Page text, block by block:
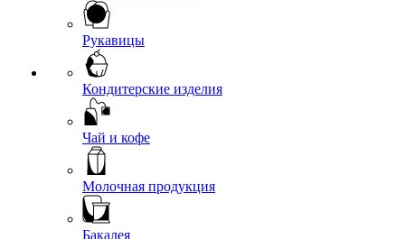
Рукавицы
Кондитерские изделия
Чай и кофе
Молочная продукция
Бакалея